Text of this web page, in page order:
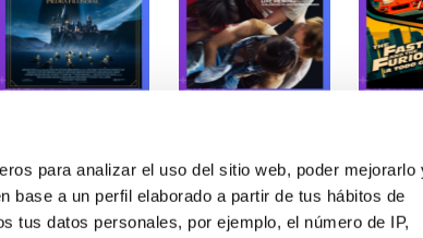
para analizar el uso del sitio web, poder mejorarlo
base a un perfil elaborado a partir de tus hábitos de
tus datos personales, por ejemplo, el número de IP,